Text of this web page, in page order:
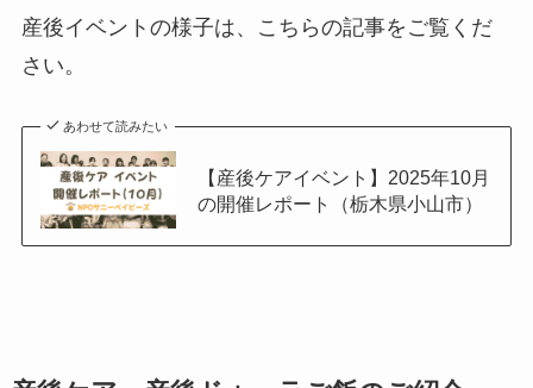
産後イベントの様子は、こちらの記事をご覧くだ
さい。
あわせて読みたい
【産後ケアイベント】2025年10月
の開催レポート（栃木県小山市）